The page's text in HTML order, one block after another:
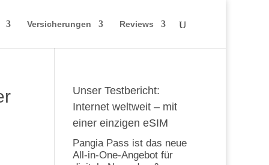
Versicherungen Reviews
Unser Testbericht:
Internet weltweit – mit
einer einzigen eSIM
Pangia Pass ist das neue
All-in-One-Angebot für